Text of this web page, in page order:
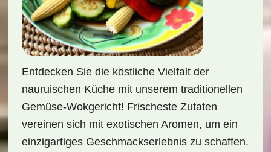
Entdecken Sie die köstliche Vielfalt der
nauruischen Küche mit unserem traditionellen
Gemüse-Wokgericht! Frischeste Zutaten
vereinen sich mit exotischen Aromen, um ein
einzigartiges Geschmackserlebnis zu schaffen.